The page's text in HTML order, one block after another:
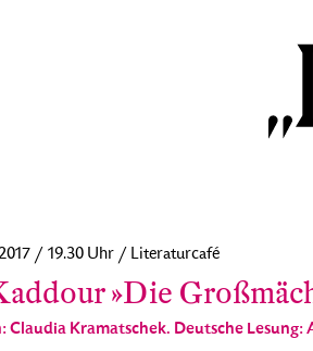
/ 19.30 Uhr / Literaturcafé
»Die
Kramatschek. Deutsche Lesung: